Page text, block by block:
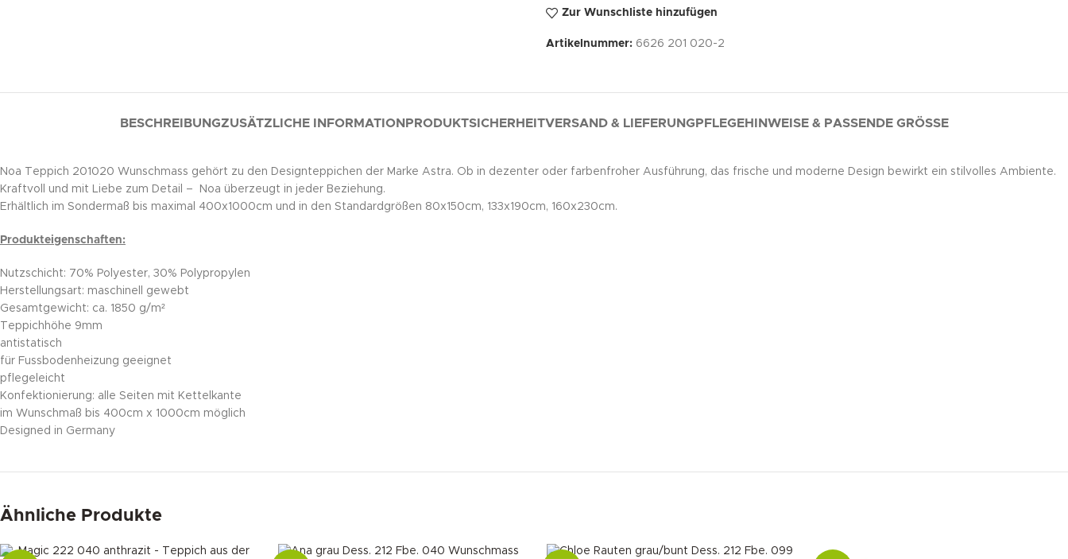
Zur Wunschliste hinzufügen
Artikelnummer: 6626 201 020-2
BESCHREIBUNGZUSÄTZLICHE INFORMATION PRODUKTSICHERHEITVERSAND & LIEFERUNG PFLEGEHINWEISE & PASSENDE GRÖSSE
Noa Teppich 201020 Wunschmass gehört zu den Designteppichen der Marke Astra. Ob in dezenter oder farbenfroher Ausführung, das frische und moderne Design bewirkt ein stilvolles Ambiente.
Kraftvoll und mit Liebe zum Detail – Noa überzeugt in jeder Beziehung.
Erhältlich im Sondermaß bis maximal 400x1000cm und in den Standardgrößen 80x150cm, 133x190cm, 160x230cm.
Produkteigenschaften:
Nutzschicht: 70% Polyester, 30% Polypropylen
Herstellungsart: maschinell gewebt
Gesamtgewicht: ca. 1850 g/m²
Teppichhöhe 9mm
antistatisch
für Fussbodenheizung geeignet
pflegeleicht
Konfektionierung: alle Seiten mit Kettelkante
im Wunschmaß bis 400cm x 1000cm möglich
Designed in Germany
Ähnliche Produkte